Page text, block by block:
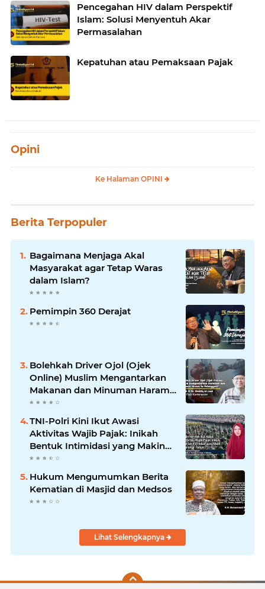
Pencegahan HIV dalam Perspektif
Islam: Solusi Menyentuh Akar
Permasalahan
Kepatuhan atau Pemaksaan Pajak
Opini
Ke Halaman OPINI
Berita Terpopuler
Bagaimana Menjaga Akal
Masyarakat agar Tetap Waras
dalam Islam?
Pemimpin 360 Derajat
Bolehkah Driver Ojol (Ojek
Online) Muslim Mengantarkan
Makanan dan Minuman Haram
ke Pelanggan?
TNI-Polri Kini Ikut Awasi
Aktivitas Wajib Pajak: Inikah
Bentuk Intimidasi yang Makin
Menekan Rakyat?
Hukum Mengumumkan Berita
Kematian di Masjid dan Medsos
Lihat Selengkapnya